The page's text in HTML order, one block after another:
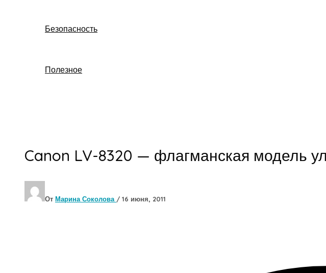
Безопасность
Полезное
Canon LV-8320 — флагманская модель
От Марина Соколова / 16 июня, 2011